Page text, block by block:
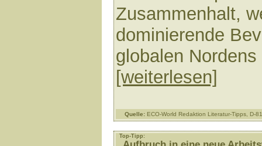
Zusammenhalt,
dominierende
globalen
[weiterlesen]
Quelle: ECO-World Redaktion Literatur-Tipps, D-
Top-Tipp: